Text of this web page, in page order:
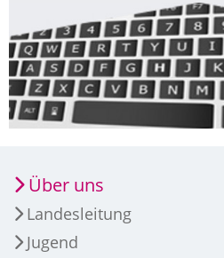
Über uns
Landesleitung
Jugend